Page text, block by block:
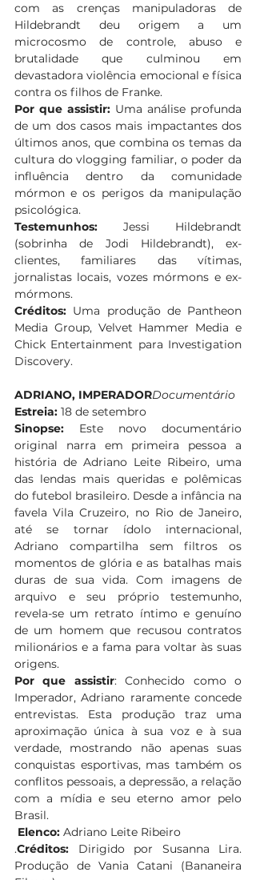
com as crenças manipuladoras de
Hildebrandt deu origem a um
microcosmo de controle, abuso e
brutalidade que culminou em
devastadora violência emocional e física
contra os filhos de Franke.
Por que assistir: Uma análise profunda
de um dos casos mais impactantes dos
últimos anos, que combina os temas da
cultura do vlogging familiar, o poder da
influência dentro da comunidade
mórmon e os perigos da manipulação
psicológica.
Testemunhos: Jessi Hildebrandt
(sobrinha de Jodi Hildebrandt), ex-
clientes, familiares das vítimas,
jornalistas locais, vozes mórmons e ex-
mórmons.
Créditos: Uma produção de Pantheon
Media Group, Velvet Hammer Media e
Chick Entertainment para Investigation
Discovery.
ADRIANO, IMPERADORDocumentário
Estreia: 18 de setembro
Sinopse: Este novo documentário
original narra em primeira pessoa a
história de Adriano Leite Ribeiro, uma
das lendas mais queridas e polêmicas
do futebol brasileiro. Desde a infância na
favela Vila Cruzeiro, no Rio de Janeiro,
até se tornar ídolo internacional,
Adriano compartilha sem filtros os
momentos de glória e as batalhas mais
duras de sua vida. Com imagens de
arquivo e seu próprio testemunho,
revela-se um retrato íntimo e genuíno
de um homem que recusou contratos
milionários e a fama para voltar às suas
origens.
Por que assistir: Conhecido como o
Imperador, Adriano raramente concede
entrevistas. Esta produção traz uma
aproximação única à sua voz e à sua
verdade, mostrando não apenas suas
conquistas esportivas, mas também os
conflitos pessoais, a depressão, a relação
com a mídia e seu eterno amor pelo
Brasil.
Elenco: Adriano Leite Ribeiro
.Créditos: Dirigido por Susanna Lira.
Produção de Vania Catani (Bananeira